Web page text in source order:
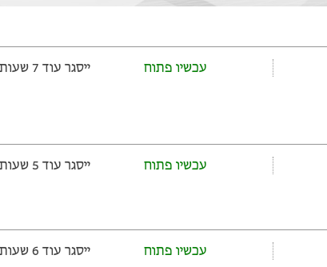
עכשיו פתוח ייסגר עוד 7 שעות ‫ו-22 דקות
עכשיו פתוח ייסגר עוד 5 שעות ‫ו-52 דקות
עכשיו פתוח ייסגר עוד 6 שעות ‫ו-22 דקות